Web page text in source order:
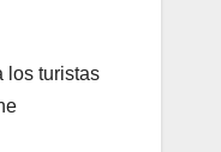
los turistas